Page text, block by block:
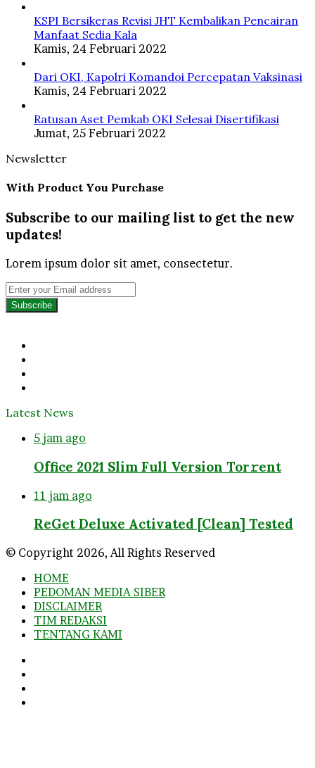
KSPI Bersikeras Revisi JHT Kembalikan Pencairan
Manfaat Sedia Kala
Kamis, 24 Februari 2022
Dari OKI, Kapolri Komandoi Percepatan Vaksinasi
Kamis, 24 Februari 2022
Ratusan Aset Pemkab OKI Selesai Disertifikasi
Jumat, 25 Februari 2022
Newsletter
With Product You Purchase
Subscribe to our mailing list to get the new
updates!
Lorem ipsum dolor sit amet, consectetur.
Enter
your
Email
Latest News
5 jam ago
Office 2021 Slim Full Version Tor𝚛ent
11 jam ago
ReGet Deluxe Activated [Clean] Tested
© Copyright 2026, All Rights Reserved
HOME
PEDOMAN MEDIA SIBER
DISCLAIMER
TIM REDAKSI
TENTANG KAMI